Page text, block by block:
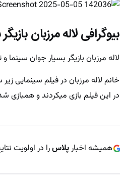
بیوگرافیلاله مرزبان
لاله مرزبان بازیگر بسیار جوان سینما و
خانم لاله مرزبان در فیلم سینمایی
در این فیلم بازی میکردند و همبازی
همیشه اخبارپلاسرا در اولویت